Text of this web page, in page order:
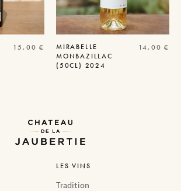
15,00€
MIRABELLE
MONBAZILLAC
(50CL) 2024
14,00€
LES VINS
Tradition